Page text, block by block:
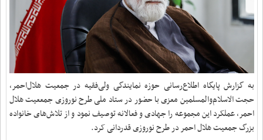
به گزارش پایگاه اطلاع‌رسانی حوزه نمایندگی ولی‌فقیه در جمعیت هلال‌احمر،
حجت الاسلام‌والمسلمین معزی با حضور در ستاد ملی طرح نوروزی جمععیت هلال
احمر، عملکرد این مجموعه را جهادی و فعالانه توصیف نمود و از تلاش‌های خانواده
بزرگ جمعیت هلال احمر در طرح نوروزی قدردانی کرد.